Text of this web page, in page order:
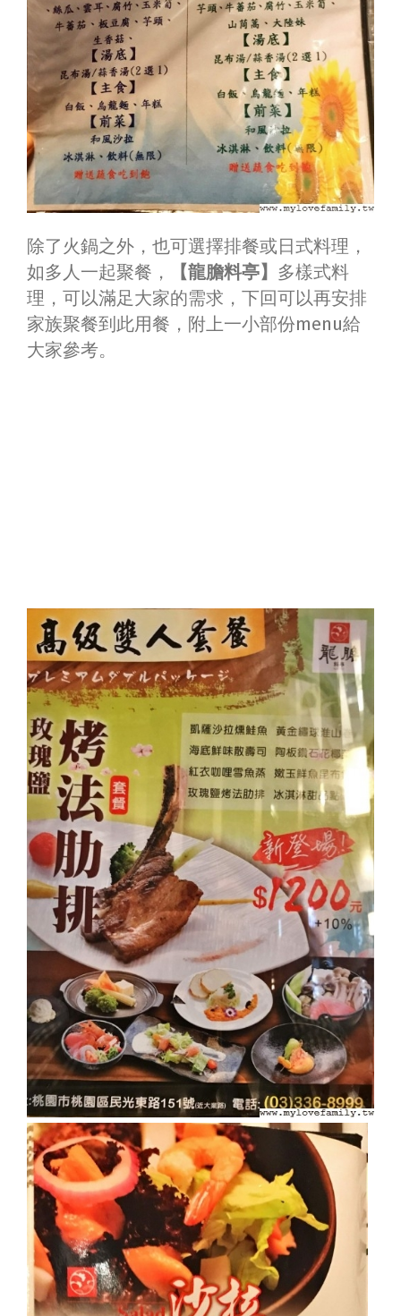
除了火鍋之外，也可選擇排餐或日式料理，
如多人一起聚餐，
【龍膽料亭】 多樣式料
理，可以滿足大家的需求，下回可以再安排
家族聚餐到此用餐，附上一小部份menu給
大家參考。